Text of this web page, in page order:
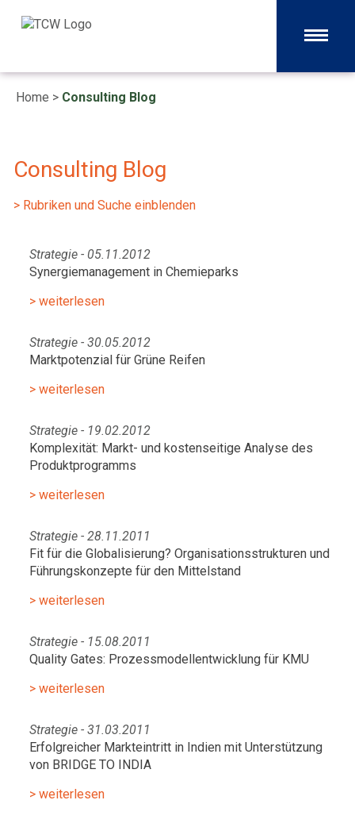
Home > Consulting Blog
Consulting Blog
> Rubriken und Suche einblenden
Strategie - 05.11.2012
Synergiemanagement in Chemieparks
> weiterlesen
Strategie - 30.05.2012
Marktpotenzial für Grüne Reifen
> weiterlesen
Strategie - 19.02.2012
Komplexität: Markt- und kostenseitige Analyse des
Produktprogramms
> weiterlesen
Strategie - 28.11.2011
Fit für die Globalisierung? Organisationsstrukturen und
Führungskonzepte für den Mittelstand
> weiterlesen
Strategie - 15.08.2011
Quality Gates: Prozessmodellentwicklung für KMU
> weiterlesen
Strategie - 31.03.2011
Erfolgreicher Markteintritt in Indien mit Unterstützung
von BRIDGE TO INDIA
> weiterlesen